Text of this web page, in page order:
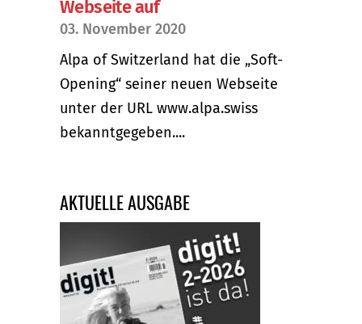
Webseite auf
03. November 2020
Alpa of Switzerland hat die „Soft-
Opening“ seiner neuen Webseite
unter der URL www.alpa.swiss
bekanntgegeben....
AKTUELLE AUSGABE